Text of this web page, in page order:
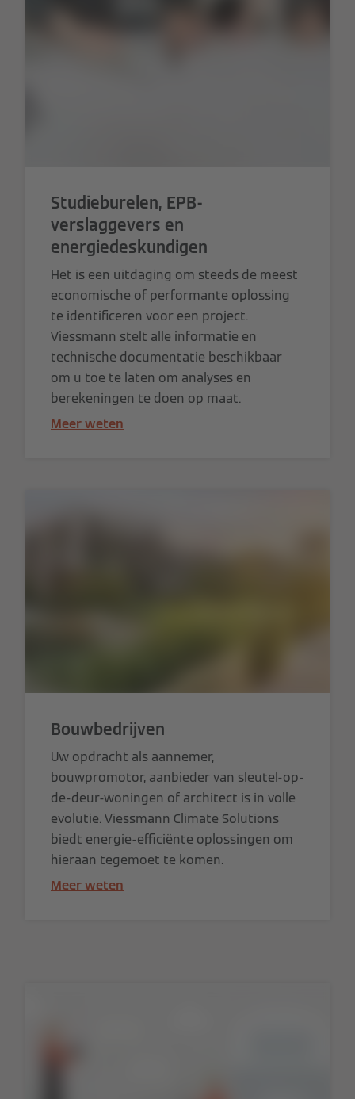
Studieburelen, EPB-
verslaggevers en
energiedeskundigen
Het is een uitdaging om steeds de meest
economische of performante oplossing
te identificeren voor een project.
Viessmann stelt alle informatie en
technische documentatie beschikbaar
om u toe te laten om analyses en
berekeningen te doen op maat.
Meer weten
Bouwbedrijven
Uw opdracht als aannemer,
bouwpromotor, aanbieder van sleutel-op-
de-deur-woningen of architect is in volle
evolutie. Viessmann Climate Solutions
biedt energie-efficiënte oplossingen om
hieraan tegemoet te komen.
Meer weten